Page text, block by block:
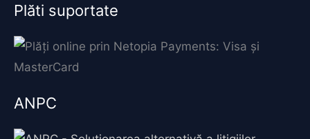
Plăti suportate
ANPC